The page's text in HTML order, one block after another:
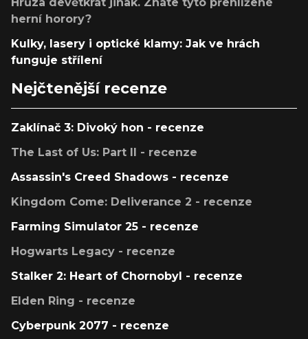
herní horory?
Kulky, lasery i optické klamy: Jak ve hrách
funguje střílení
Nejčtenější recenze
Zaklínač 3: Divoký hon - recenze
The Last of Us: Part II - recenze
Assassin's Creed Shadows - recenze
Kingdom Come: Deliverance 2 - recenze
Farming Simulator 25 - recenze
Hogwarts Legacy - recenze
Stalker 2: Heart of Chornobyl - recenze
Elden Ring - recenze
Cyberpunk 2077 - recenze